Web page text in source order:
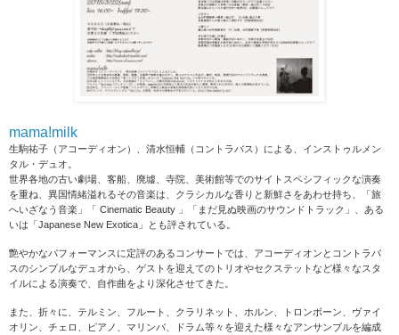
mama!milk
生駒祐子（アコーディオン）、清水恒輔（コントラバス）による、インストゥルメン
タル・デュオ。
世界各地の古い劇場、客船、廃墟、寺院、美術館等でのサイトスペシフィックな演奏
を重ね、異国情緒溢れるその音楽は、クラシカルな香りと新鮮さをあわせ持ち、「旅
へいざなう音楽」「 Cinematic Beauty 」「まだ見ぬ映画のサウンドトラック」、ある
いは「Japanese New Exotica」とも評されている。
艶やかなパフォーマンスに定評のあるコンサートでは、アコーディオンとコントラバ
スのシンプルなデュオから、ゲストを迎えてのトリオやセクステットなど様々なスタ
イルによる演奏で、自作曲をより深化させてきた。
また、折々に、テルミン、フルート、クラリネット、ホルン、トロンボーン、ヴァイ
オリン、チェロ、ピアノ、マリンバ、ドラム等々を迎えた様々なアンサンブルを編成